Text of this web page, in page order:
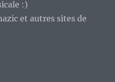
:)
et autres sites de